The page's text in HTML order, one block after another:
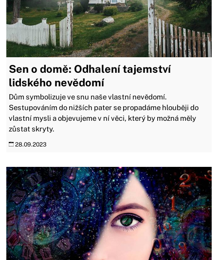
Sen o domě: Odhalení tajemství
lidského nevědomí
Dům symbolizuje ve snu naše vlastní nevědomí.
Sestupováním do nižších pater se propadáme hlouběji do
vlastní mysli a objevujeme v ní věci, který by možná měly
zůstat skryty.
28.09.2023